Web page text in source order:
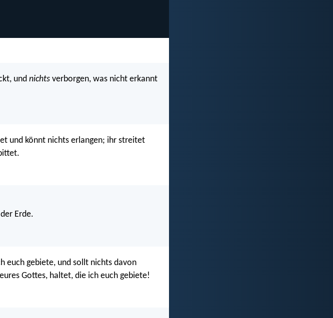
und nichts verborgen, was nicht erkannt
und könnt nichts erlangen; ihr streitet
Erde.
euch gebiete, und sollt nichts davon
Gottes, haltet, die ich euch gebiete!